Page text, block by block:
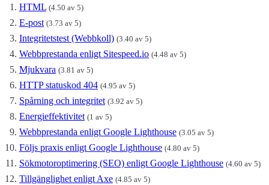
HTML (4.50 av 5)
E-post (3.73 av 5)
Integritetstest (Webbkoll) (3.40 av 5)
Webbprestanda enligt Sitespeed.io (4.48 av 5)
Mjukvara (3.81 av 5)
HTTP statuskod 404 (4.95 av 5)
Spårning och integritet (3.92 av 5)
Energieffektivitet (1 av 5)
Webbprestanda enligt Google Lighthouse (3.05 av 5)
Följs praxis enligt Google Lighthouse (4.80 av 5)
Sökmotoroptimering (SEO) enligt Google Lighthouse (4.60 av 5)
Tillgänglighet enligt Axe (4.85 av 5)